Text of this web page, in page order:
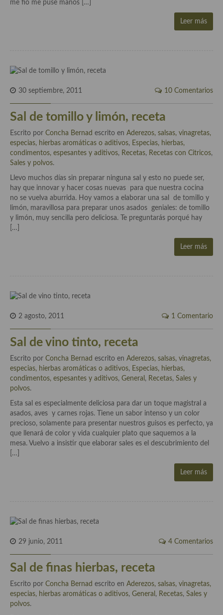
Cocina Azerí (Azerbaiyán)
Cocina Oriental
Cocina Tailandesa
Cocina camboyana
Cocina Coreana
Cocina HIndú
Cocina China
Cocina del Congo
Cocina Sefardí
Cocina Yoshoku
Cocina callejera
Cocina fusión
Cocinas de España
Cocina Balear
Cocina Canaria
Cocina Castellana
Cocina Castilla – La Mancha
Cocina Catalana
me fío me puse manos […]
Leer más
30 septiembre, 2011 10 Comentarios
Sal de tomillo y limón, receta
Escrito por Concha Bernad escrito en Aderezos, salsas, vinagretas,
especias, hierbas aromáticas o aditivos, Especias, hierbas,
condimentos, espesantes y aditivos, Recetas, Recetas con Citricos,
Sales y polvos.
Llevo muchos días sin preparar ninguna sal y esto no puede ser,
hay que innovar y hacer cosas nuevas para que nuestra cocina
no se vuelva aburrida. Hoy vamos a elaborar una sal de tomillo y
limón, maravillosa para preparar unos asados geniales: de tomillo
y limón, muy sencilla pero deliciosa. Te preguntarás porqué hay
[…]
Leer más
2 agosto, 2011 1 Comentario
Sal de vino tinto, receta
Escrito por Concha Bernad escrito en Aderezos, salsas, vinagretas,
especias, hierbas aromáticas o aditivos, Especias, hierbas,
condimentos, espesantes y aditivos, General , Recetas, Sales y
polvos.
Esta sal es especialmente deliciosa para dar un toque magistral a
asados, aves y carnes rojas. Tiene un sabor intenso y un color
precioso, solamente para presentar nuestros guisos es perfecto, ya
que llenará de color y vida cualquier plato que saquemos a la
mesa. Vuelvo a insistir que elaborar sales es el descubrimiento del
[…]
Leer más
29 junio, 2011 4 Comentarios
Sal de finas hierbas, receta
Escrito por Concha Bernad escrito en Aderezos, salsas, vinagretas,
especias, hierbas aromáticas o aditivos, General , Recetas, Sales y
polvos.